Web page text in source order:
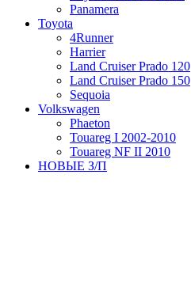
Panamera
Toyota
4Runner
Harrier
Land Cruiser Prado 120
Land Cruiser Prado 150
Sequoia
Volkswagen
Phaeton
Touareg I 2002-2010
Touareg NF II 2010
НОВЫЕ З/П